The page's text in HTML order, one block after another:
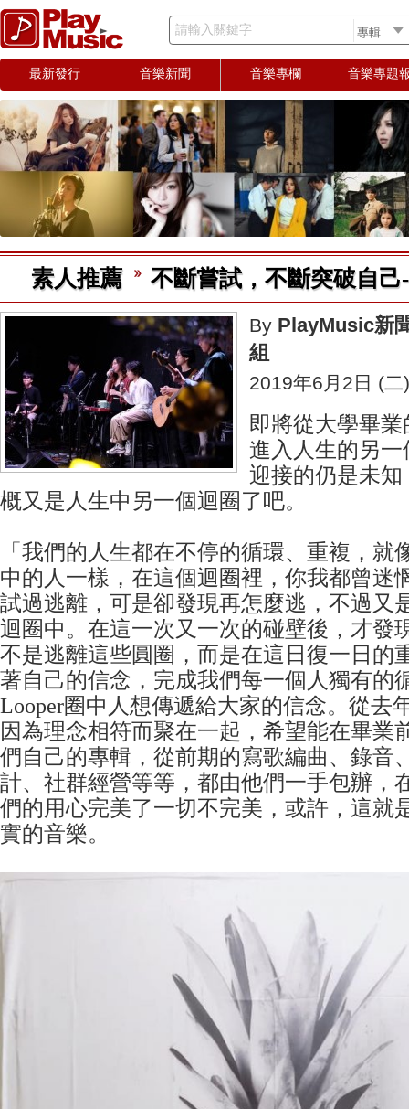
請輸入關鍵字
最新發行 音樂新聞 音樂專欄 音樂專題
素人推薦 不斷嘗試，不斷突破自
By PlayMusic新
組
2019年6月2日 (二)
即將從大學畢
進入人生的另
迎接的仍是未
概又是人生中另一個迴圈了吧。
「我們的人生都在不停的循環、重複，就
中的人一樣，在這個迴圈裡，你我都曾迷
試過逃離，可是卻發現再怎麼逃，不過又
迴圈中。在這一次又一次的碰壁後，才發
不是逃離這些圓圈，而是在這日復一日的
著自己的信念，完成我們每一個人獨有的
Looper圈中人想傳遞給大家的信念。從去
因為理念相符而聚在一起，希望能在畢業
們自己的專輯，從前期的寫歌編曲、錄音
計、社群經營等等，都由他們一手包辦，
們的用心完美了一切不完美，或許，這就
實的音樂。